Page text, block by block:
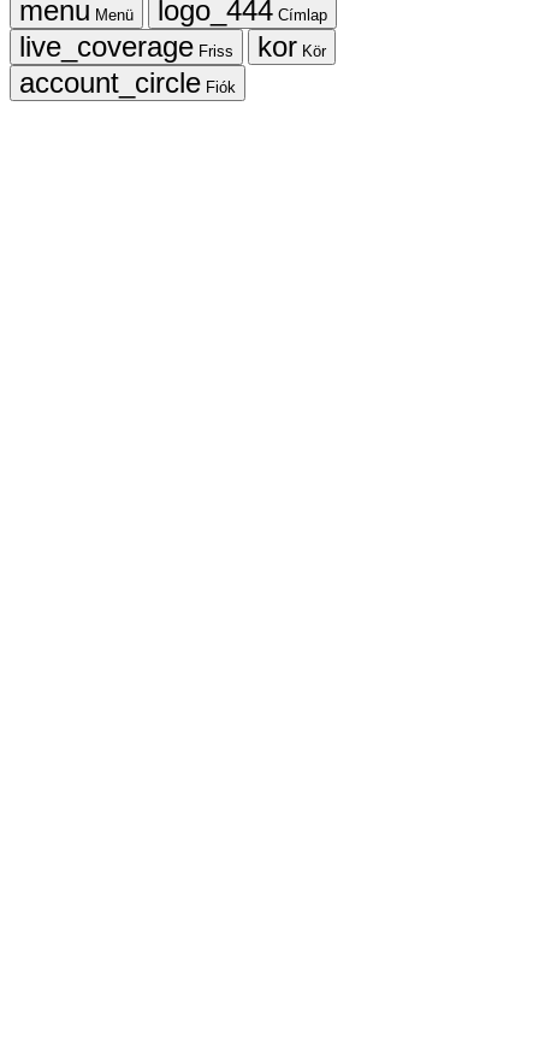
Menü
Címlap
Friss
Kör
Fiók